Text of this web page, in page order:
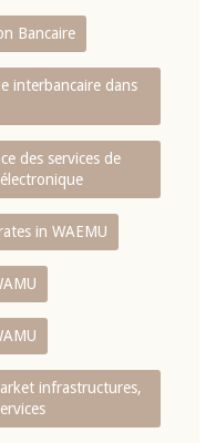
Bancaire
interbancaire dans
des services de
in WAEMU
infrastructures,